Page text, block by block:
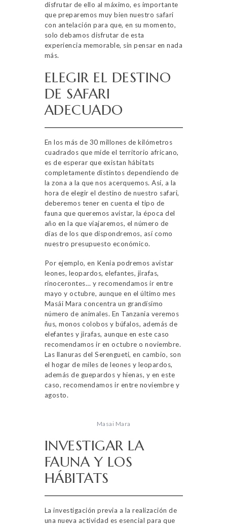
disfrutar de ello al máximo, es importante
que preparemos muy bien nuestro safari
con antelación para que, en su momento,
solo debamos disfrutar de esta
experiencia memorable, sin pensar en nada
más.
ELEGIR EL DESTINO
DE SAFARI
ADECUADO
En los más de 30 millones de kilómetros
cuadrados que mide el territorio africano,
es de esperar que existan hábitats
completamente distintos dependiendo de
la zona a la que nos acerquemos. Así, a la
hora de elegir el destino de nuestro safari,
deberemos tener en cuenta el tipo de
fauna que queremos avistar, la época del
año en la que viajaremos, el número de
días de los que dispondremos, así como
nuestro presupuesto económico.
Por ejemplo, en Kenia podremos avistar
leones, leopardos, elefantes, jirafas,
rinocerontes… y recomendamos ir entre
mayo y octubre, aunque en el último mes
Masái Mara concentra un grandísimo
número de animales. En Tanzania veremos
ñus, monos colobos y búfalos, además de
elefantes y jirafas, aunque en este caso
recomendamos ir en octubre o noviembre.
Las llanuras del Serengueti, en cambio, son
el hogar de miles de leones y leopardos,
además de guepardos y hienas, y en este
caso, recomendamos ir entre noviembre y
agosto.
Masai Mara
INVESTIGAR LA
FAUNA Y LOS
HÁBITATS
La investigación previa a la realización de
una nueva actividad es esencial para que